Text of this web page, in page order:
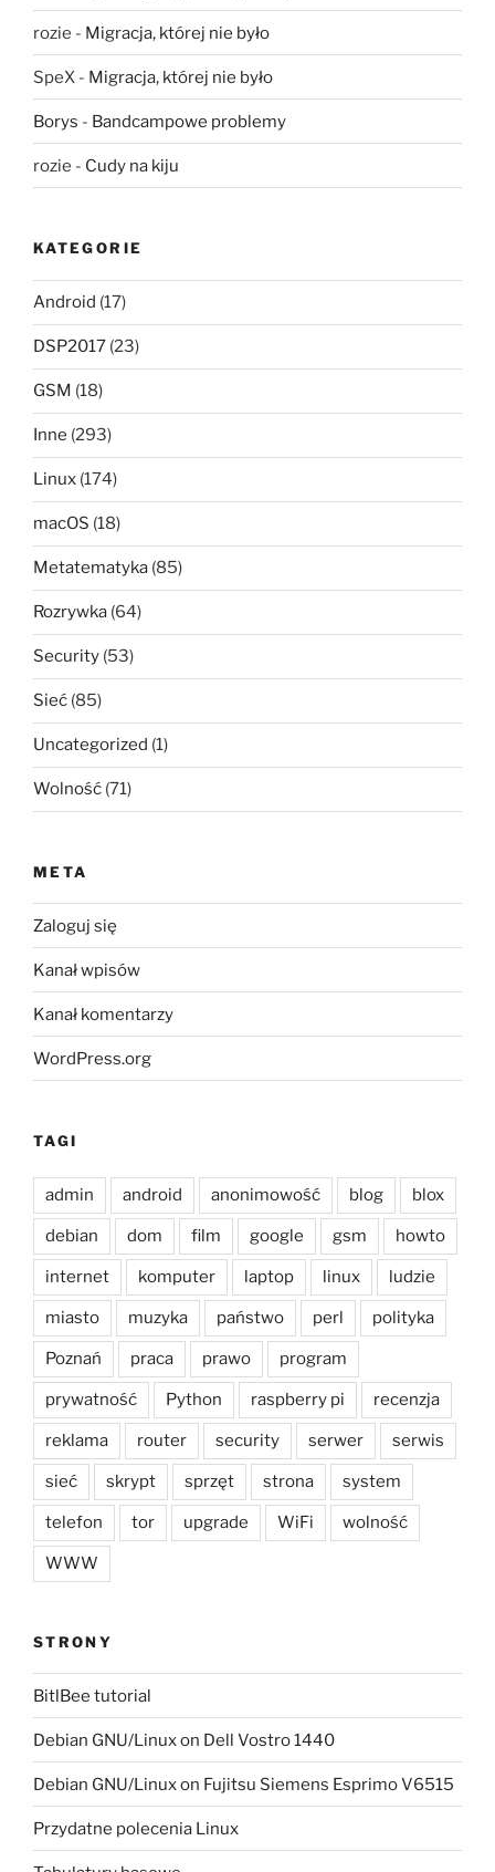
rozie - Migracja, której nie było
SpeX - Migracja, której nie było
Borys - Bandcampowe problemy
rozie - Cudy na kiju
KATEGORIE
Android (17)
DSP2017 (23)
GSM (18)
Inne (293)
Linux (174)
macOS (18)
Metatematyka (85)
Rozrywka (64)
Security (53)
Sieć (85)
Uncategorized (1)
Wolność (71)
META
Zaloguj się
Kanał wpisów
Kanał komentarzy
WordPress.org
TAGI
admin android anonimowość blog blox
debian dom film google gsm howto
internet komputer laptop linux ludzie
miasto muzyka państwo perl polityka
Poznań praca prawo program
prywatność Python raspberry pi recenzja
reklama router security serwer serwis
sieć skrypt sprzęt strona system
telefon tor upgrade WiFi wolność
WWW
STRONY
BitlBee tutorial
Debian GNU/Linux on Dell Vostro 1440
Debian GNU/Linux on Fujitsu Siemens Esprimo V6515
Przydatne polecenia Linux